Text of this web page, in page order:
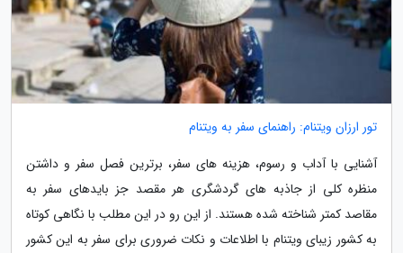
تور ارزان ویتنام: راهنمای سفر به ویتنام
آشنایی با آداب و رسوم، هزینه های سفر، برترین فصل سفر و داشتن
منظره کلی از جاذبه های گردشگری هر مقصد جز بایدهای سفر به
مقاصد کمتر شناخته شده هستند. از این رو در این مطلب با نگاهی کوتاه
به کشور زیبای ویتنام با اطلاعات و نکات ضروری برای سفر به این کشور